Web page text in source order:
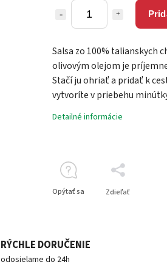
Salsa zo 100% talianskych
olivovým olejom je
Stačí ju ohriať a pridať k
vytvoríte v priebehu
Detailné informácie
Opýtať sa Zdieľať
RÝCHLE DORUČENIE
odosielame do 24h